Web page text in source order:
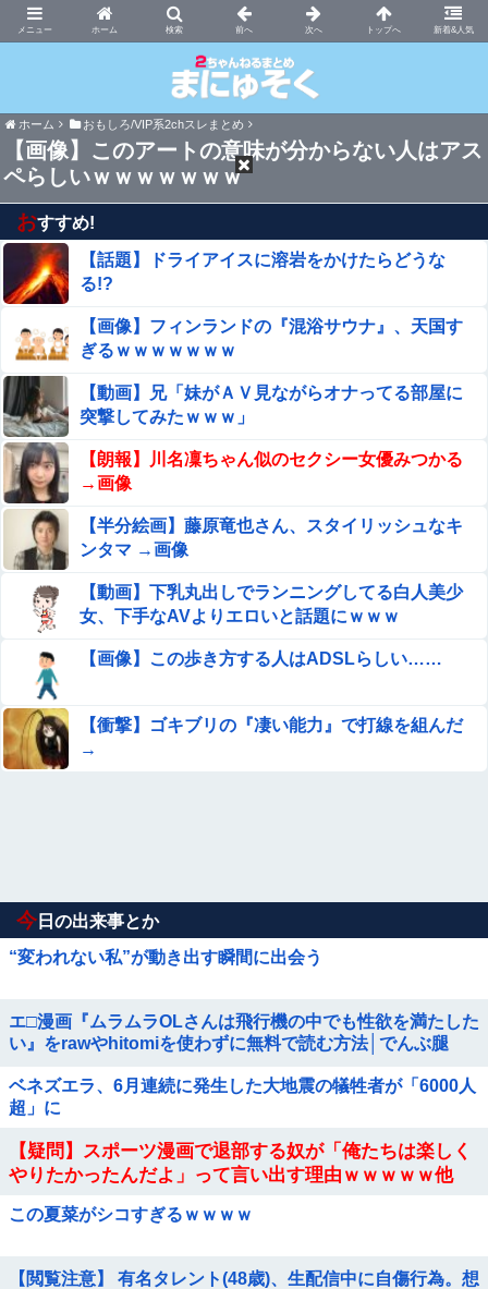
ホーム 新着&人気
まにゅそく 2chまとめニュース速報VIP
ホーム おもしろ/VIP系2chスレまとめ
【画像】このアートの意味が分からない人はアス
ペらしいｗｗｗｗｗｗｗ
おすすめ!
【話題】ドライアイスに溶岩をかけたらどうな
る!?
【画像】フィンランドの『混浴サウナ』、天国す
ぎるｗｗｗｗｗｗｗ
【動画】兄「妹がＡＶ見ながらオナってる部屋に
突撃してみたｗｗｗ」
【朗報】川名凜ちゃん似のセクシー女優みつかる
→画像
【半分絵画】藤原竜也さん、スタイリッシュなキ
ンタマ →画像
【動画】下乳丸出しでランニングしてる白人美少
女、下手なAVよりエロいと話題にｗｗｗ
【画像】この歩き方する人はADSLらしい……
【衝撃】ゴキブリの『凄い能力』で打線を組んだ
→
今 日の出来事とか
“変われない私”が動き出す瞬間に出会う
エ□漫画『ムラムラOLさんは飛行機の中でも性欲を満たした
い』をrawやhitomiを使わずに無料で読む方法│でんぶ腿
ベネズエラ、6月連続に発生した大地震の犠牲者が「6000人
超」に
【疑問】スポーツ漫画で退部する奴が「俺たちは楽しく
やりたかったんだよ」って言い出す理由ｗｗｗｗｗ他
この夏菜がシコすぎるｗｗｗｗ
【閲覧注意】 有名タレント(48歳)、生配信中に自傷行為。想